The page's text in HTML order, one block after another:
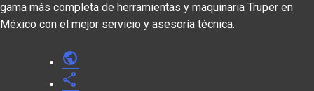
gama más completa de herramientas y maquinaria Truper en
México con el mejor servicio y asesoría técnica.
public
share